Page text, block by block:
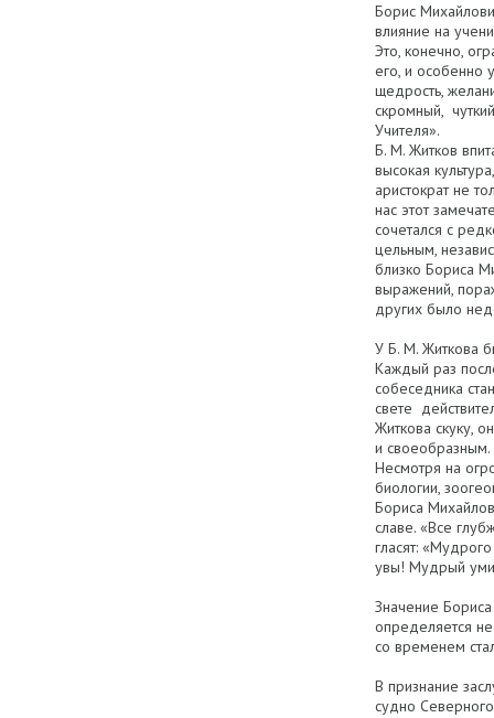
Борис
влияние на
Это, конечно,
его, и особенно
щедрость,
скромный,
Учителя».
Б. М. Житков
высокая
аристократ не
нас этот
сочетался с
цельным,
близко Бориса
выражений,
других было
У Б. М. Житкова
Каждый раз
собеседника
свете
Житкова скуку,
и своеобразным.
Несмотря на
биологии,
Бориса
славе. «Все
гласят:
увы! Мудрый
Значение
определяется
со временем
В признание
судно